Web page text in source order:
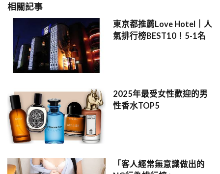
相關記事
東京都推薦Love Hotel｜人
氣排行榜BEST10！5-1名
2025年最受女性歡迎的男
性香水TOP5
「客人經常無意識做出的